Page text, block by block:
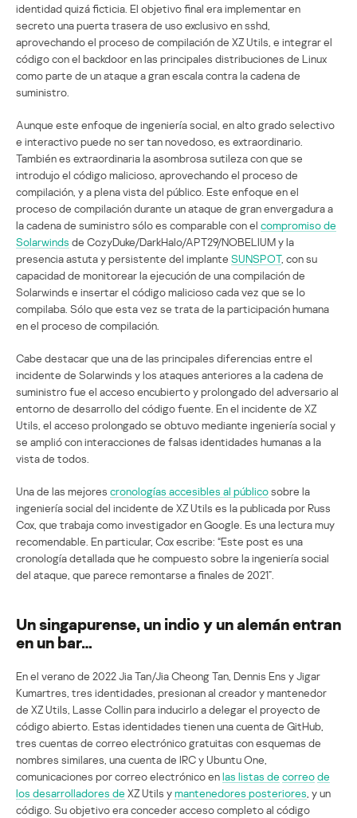
identidad quizá ficticia. El objetivo final era implementar en
secreto una puerta trasera de uso exclusivo en sshd,
aprovechando el proceso de compilación de XZ Utils, e integrar el
código con el backdoor en las principales distribuciones de Linux
como parte de un ataque a gran escala contra la cadena de
suministro.
Aunque este enfoque de ingeniería social, en alto grado selectivo
e interactivo puede no ser tan novedoso, es extraordinario.
También es extraordinaria la asombrosa sutileza con que se
introdujo el código malicioso, aprovechando el proceso de
compilación, y a plena vista del público. Este enfoque en el
proceso de compilación durante un ataque de gran envergadura a
la cadena de suministro sólo es comparable con el compromiso de
Solarwinds de CozyDuke/DarkHalo/APT29/NOBELIUM y la
presencia astuta y persistente del implante SUNSPOT, con su
capacidad de monitorear la ejecución de una compilación de
Solarwinds e insertar el código malicioso cada vez que se lo
compilaba. Sólo que esta vez se trata de la participación humana
en el proceso de compilación.
Cabe destacar que una de las principales diferencias entre el
incidente de Solarwinds y los ataques anteriores a la cadena de
suministro fue el acceso encubierto y prolongado del adversario al
entorno de desarrollo del código fuente. En el incidente de XZ
Utils, el acceso prolongado se obtuvo mediante ingeniería social y
se amplió con interacciones de falsas identidades humanas a la
vista de todos.
Una de las mejores cronologías accesibles al públicosobre la
ingeniería social del incidente de XZ Utils es la publicada por Russ
Cox, que trabaja como investigador en Google. Es una lectura muy
recomendable. En particular, Cox escribe: “Este post es una
cronología detallada que he compuesto sobre la ingeniería social
del ataque, que parece remontarse a finales de 2021”.
Un singapurense, un indio y un alemán entran
en un bar…
En el verano de 2022 Jia Tan/Jia Cheong Tan, Dennis Ens y Jigar
Kumartres, tres identidades, presionan al creador y mantenedor
de XZ Utils, Lasse Collin para inducirlo a delegar el proyecto de
código abierto. Estas identidades tienen una cuenta de GitHub,
tres cuentas de correo electrónico gratuitas con esquemas de
nombres similares, una cuenta de IRC y Ubuntu One,
comunicaciones por correo electrónico enlas listas de correode
los desarrolladores de XZ Utils ymantenedores posteriores , y un
código. Su objetivo era conceder acceso completo al código